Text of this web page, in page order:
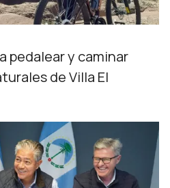
pedalear y caminar
de Villa El